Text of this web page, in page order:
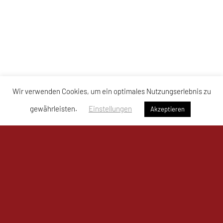
Wir verwenden Cookies, um ein optimales Nutzungserlebnis zu
gewährleisten.
Einstellungen Akzeptieren